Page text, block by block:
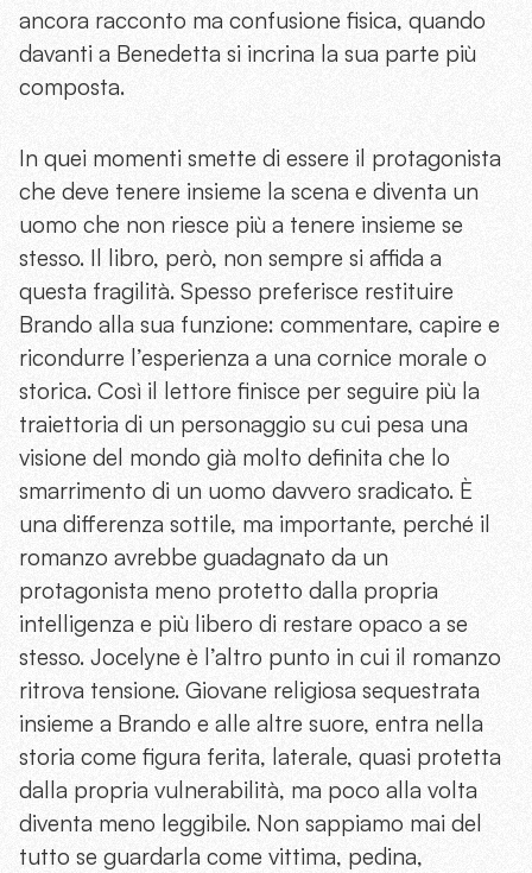
ancora racconto ma confusione fisica, quando
davanti a Benedetta si incrina la sua parte più
composta.
In quei momenti smette di essere il protagonista
che deve tenere insieme la scena e diventa un
uomo che non riesce più a tenere insieme se
stesso. Il libro, però, non sempre si affida a
questa fragilità. Spesso preferisce restituire
Brando alla sua funzione: commentare, capire e
ricondurre l’esperienza a una cornice morale o
storica. Così il lettore finisce per seguire più la
traiettoria di un personaggio su cui pesa una
visione del mondo già molto definita che lo
smarrimento di un uomo davvero sradicato. È
una differenza sottile, ma importante, perché il
romanzo avrebbe guadagnato da un
protagonista meno protetto dalla propria
intelligenza e più libero di restare opaco a se
stesso. Jocelyne è l’altro punto in cui il romanzo
ritrova tensione. Giovane religiosa sequestrata
insieme a Brando e alle altre suore, entra nella
storia come figura ferita, laterale, quasi protetta
dalla propria vulnerabilità, ma poco alla volta
diventa meno leggibile. Non sappiamo mai del
tutto se guardarla come vittima, pedina,